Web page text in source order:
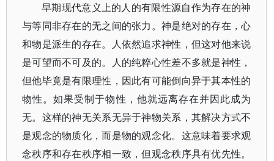
早期现代意义上的人的有限性源自作为存在的神
与等同非存在的无之间的张力。神是绝对的存在，心
和物是派生的存在。人依然追求神性，但这对他来说
是可望而不可及的。人的纯粹心性差不多就是神性，
但他毕竟是有限理性，因此有可能倒向异于其本性的
物性。如果受制于物性，他就远离存在并因此成为
无。这样的神无关系无异于神物关系，其解决方式不
是观念的物质化，而是物的观念化。这意味着要求观
念秩序和存在秩序相一致，但观念秩序具有优先性。